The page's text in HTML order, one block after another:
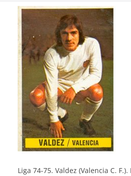
Liga 74-75. Valdez (Valencia C.